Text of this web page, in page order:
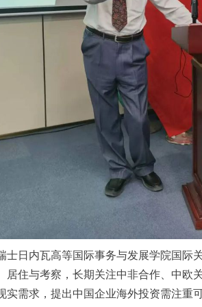
日内瓦高等国际事务与发展学院国
居住与考察，长期关注中非合作、中
需求，提出中国企业海外投资需注重